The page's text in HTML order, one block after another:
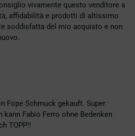
vivamente questo venditore a
affidabilità e prodotti di altissimo
soddisfatta del mio acquisto e non
Fope Schmuck gekauft. Super
kann Fabio Ferro ohne Bedenken
TOPP!!